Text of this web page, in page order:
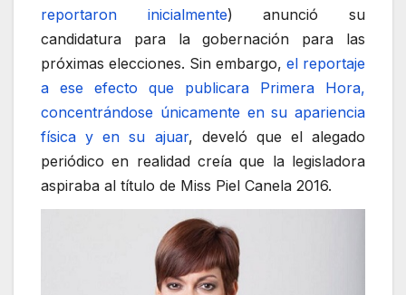
reportaron inicialmente) anunció su
candidatura para la gobernación para las
próximas elecciones. Sin embargo, el reportaje
a ese efecto que publicara Primera Hora,
concentrándose únicamente en su apariencia
física y en su ajuar, develó que el alegado
periódico en realidad creía que la legisladora
aspiraba al título de Miss Piel Canela 2016.